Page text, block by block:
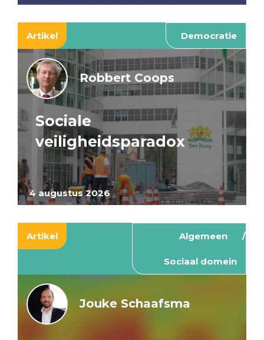
Artikel Democratie
4 augustus 2026
Robbert Coops
Sociale
veiligheidsparadox
Artikel Algemeen
Sociaal domein
Jouke Schaafsma